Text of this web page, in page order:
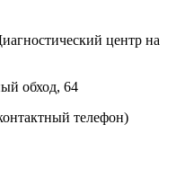
центр на
обход, 64
телефон)